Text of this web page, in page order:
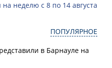
неделю с 8 по 14 августа
ПОПУЛЯРНОЕ
в Барнауле на